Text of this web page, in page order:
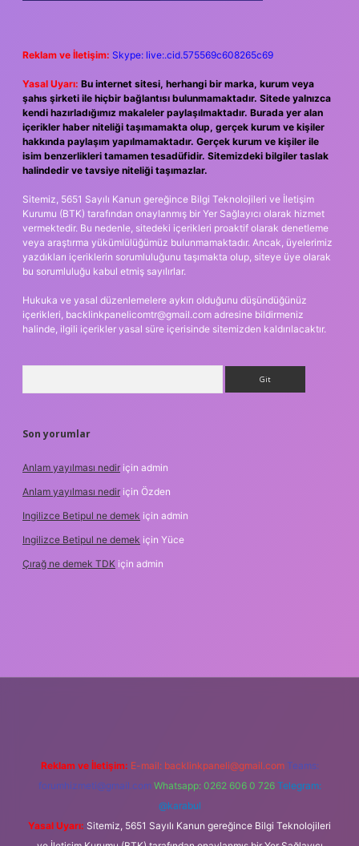
Reklam ve İletişim: Skype: live:.cid.575569c608265c69
Yasal Uyarı: Bu internet sitesi, herhangi bir marka, kurum veya
şahıs şirketi ile hiçbir bağlantısı bulunmamaktadır. Sitede yalnızca
kendi hazırladığımız makaleler paylaşılmaktadır. Burada yer alan
içerikler haber niteliği taşımamakta olup, gerçek kurum ve kişiler
hakkında paylaşım yapılmamaktadır. Gerçek kurum ve kişiler ile
isim benzerlikleri tamamen tesadüfidir. Sitemizdeki bilgiler taslak
halindedir ve tavsiye niteliği taşımazlar.
Sitemiz, 5651 Sayılı Kanun gereğince Bilgi Teknolojileri ve İletişim
Kurumu (BTK) tarafından onaylanmış bir Yer Sağlayıcı olarak hizmet
vermektedir. Bu nedenle, sitedeki içerikleri proaktif olarak denetleme
veya araştırma yükümlülüğümüz bulunmamaktadır. Ancak, üyelerimiz
yazdıkları içeriklerin sorumluluğunu taşımakta olup, siteye üye olarak
bu sorumluluğu kabul etmiş sayılırlar.
Hukuka ve yasal düzenlemelere aykırı olduğunu düşündüğünüz
içerikleri, backlinkpanelicomtr@gmail.com adresine bildirmeniz
halinde, ilgili içerikler yasal süre içerisinde sitemizden kaldırılacaktır.
Son yorumlar
Anlam yayılması nedir için admin
Anlam yayılması nedir için Özden
Ingilizce Betipul ne demek için admin
Ingilizce Betipul ne demek için Yüce
Çırağ ne demek TDK için admin
Reklam ve İletişim: E-mail: backlinkpaneli@gmail.com Teams:
forumhizmeti@gmail.com Whatsapp: 0262 606 0 726 Telegram:
@karabul
Yasal Uyarı: Sitemiz, 5651 Sayılı Kanun gereğince Bilgi Teknolojileri